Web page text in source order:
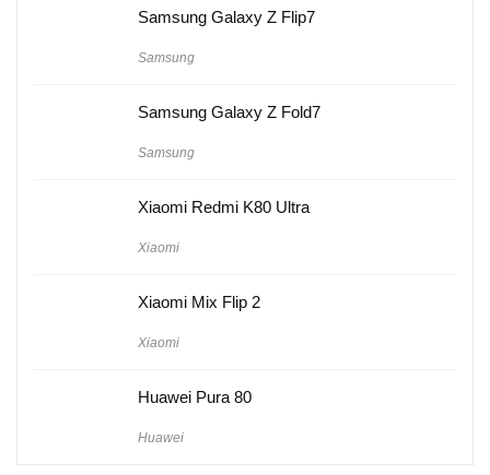
Samsung Galaxy Z Flip7
Samsung
Samsung Galaxy Z Fold7
Samsung
Xiaomi Redmi K80 Ultra
Xiaomi
Xiaomi Mix Flip 2
Xiaomi
Huawei Pura 80
Huawei